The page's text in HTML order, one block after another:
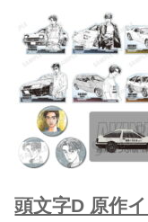
頭文字D 原作